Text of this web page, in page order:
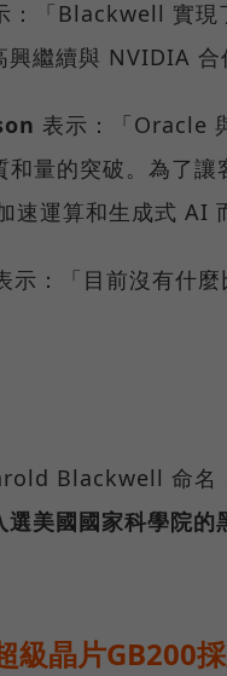
：「Blackwell 實現
繼續與 NVIDIA 合
表示：「Oracle
量的突破。為了讓
運算和生成式 AI
示：「目前沒有什
Blackwell 命名
美國國家科學院的
晶片GB200